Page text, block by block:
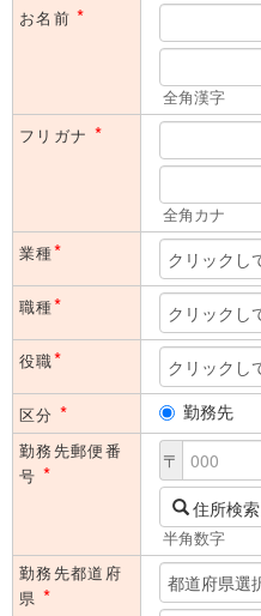
お名前*
全角漢字
フリガナ *
全角カナ
業種*
職種*
役職*
区分 * 勤務先
勤務先郵便番
号 * 〒
住所検索
半角数字
勤務先都道府
県 *